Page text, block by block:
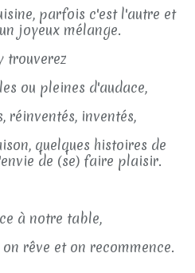
parfois c'est l'autre et
joyeux mélange.
trouverez
ou pleines d'audace,
réinventés, inventés,
quelques histoires de
de (se) faire plaisir.
à notre table,
rêve et on recommence.